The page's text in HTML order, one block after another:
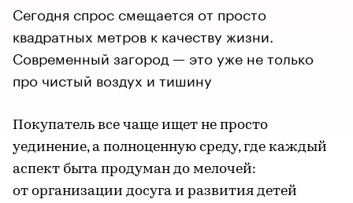
Сегодня спрос смещается от просто
квадратных метров к качеству жизни.
Современный загород — это уже не только
про чистый воздух и тишину
Покупатель все чаще ищет не просто
уединение, а полноценную среду, где каждый
аспект быта продуман до мелочей:
от организации досуга и развития детей